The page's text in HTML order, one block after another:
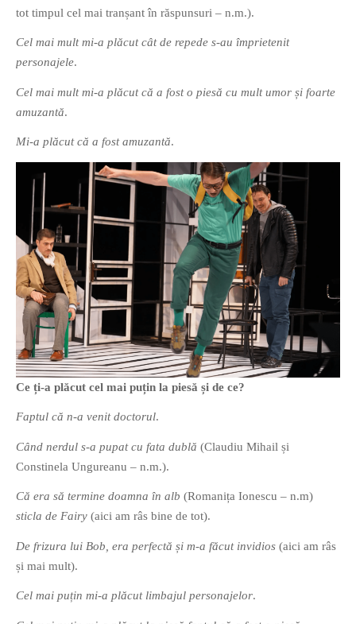
If you like movies, words and
mind games, then this is the
book for you. Take the
own acrostics and describing
famous movies by using the
very letters of their titles!
RASFOIESTE
PAGINI
Ce fac?
Clasicul „Despre mine…”
Contact
Descarca povestirea Floare
Albastra!
Download 101 Movie
PRIETENI APROPIATI
Victor Sosea – Designer
PRIETENI DIN AFARA BRESLEI
GloryBox.ro
Vreau-schimbare.ro
tot timpul cel mai tranșant în răspunsuri – n.m.).
Cel mai mult mi-a plăcut cât de repede s-au împrietenit
personajele.
Cel mai mult mi-a plăcut că a fost o piesă cu mult umor și foarte
amuzantă.
Mi-a plăcut că a fost amuzantă.
Ce ți-a plăcut cel mai puțin la piesă și de ce?
Faptul că n-a venit doctorul.
Când nerdul s-a pupat cu fata dublă (Claudiu Mihail și
Constinela Ungureanu – n.m.).
Că era să termine doamna în alb (Romanița Ionescu – n.m)
sticla de Fairy (aici am râs bine de tot).
De frizura lui Bob, era perfectă și m-a făcut invidios (aici am râs
și mai mult).
Cel mai puțin mi-a plăcut limbajul personajelor.